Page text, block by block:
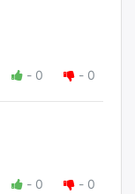
- 0 - 0
- 0 - 0